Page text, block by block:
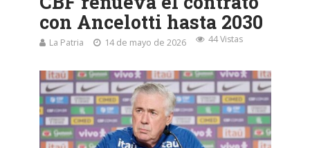
con Ancelotti hasta 2030
La Patria 14 de mayo de 2026 44 Vistas